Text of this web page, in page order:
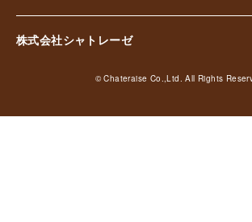
株式会社シャトレーゼ
© Chateraise Co.,Ltd. All Rights